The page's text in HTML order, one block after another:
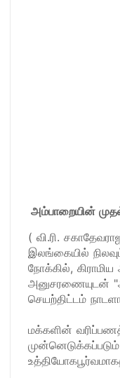
அம்பாறையின்
( வி.ரி.
​இலங்கையில்
நோக்கில், கிராமிய
அனுசரணையுடன்
செயற்திட்டம்
மக்களின்